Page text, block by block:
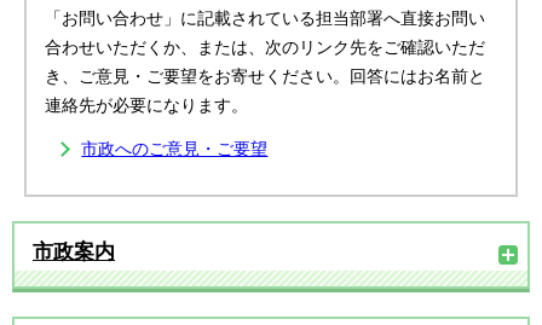
「お問い合わせ」に記載されている担当部署へ直接お問い
合わせいただくか、または、次のリンク先をご確認いただ
き、ご意見・ご要望をお寄せください。回答にはお名前と
連絡先が必要になります。
市政へのご意見・ご要望
市政案内